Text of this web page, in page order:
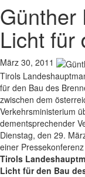
Günther
Licht für
März 30, 2011
Tirols
für den Bau des
zwischen dem
Verkehrsministerium
dementsprechender
Dienstag, den 29.
einer
Tirols
Licht für den Bau